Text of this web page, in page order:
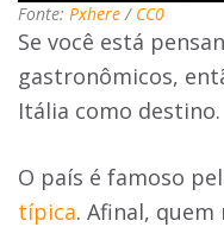
Fonte: Pxhere/ CC0
Se você está
gastronômicos,
Itália como destino.
O país é famoso
típica. Afinal,